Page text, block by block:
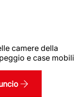
camere della
e case mobili